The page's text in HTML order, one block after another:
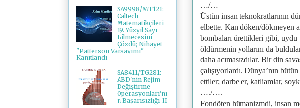
…/…
Üstün insan teknokratlarının
elbette. Kan döken/dökmeyen
bombaları ürettikleri gibi, uydu
öldürmenin yollarını da
daha acımasızdılar. Bir din
çalışıyorlardı. Dünya’nın
ettiler; darbeler, katliamlar,
…./….
Fondöten hümanizmdi, insan
SA9998/MT121:
Caltech
Matematikçileri
19. Yüzyıl Sayı
Bilmecesini
Çözdü; Nihayet
"Patterson Varsayımı"
Kanıtlandı
SA8411/TG281:
ABD'nin Rejim
Değiştirme
Operasyonları'nı
n Başarısızlığı-II